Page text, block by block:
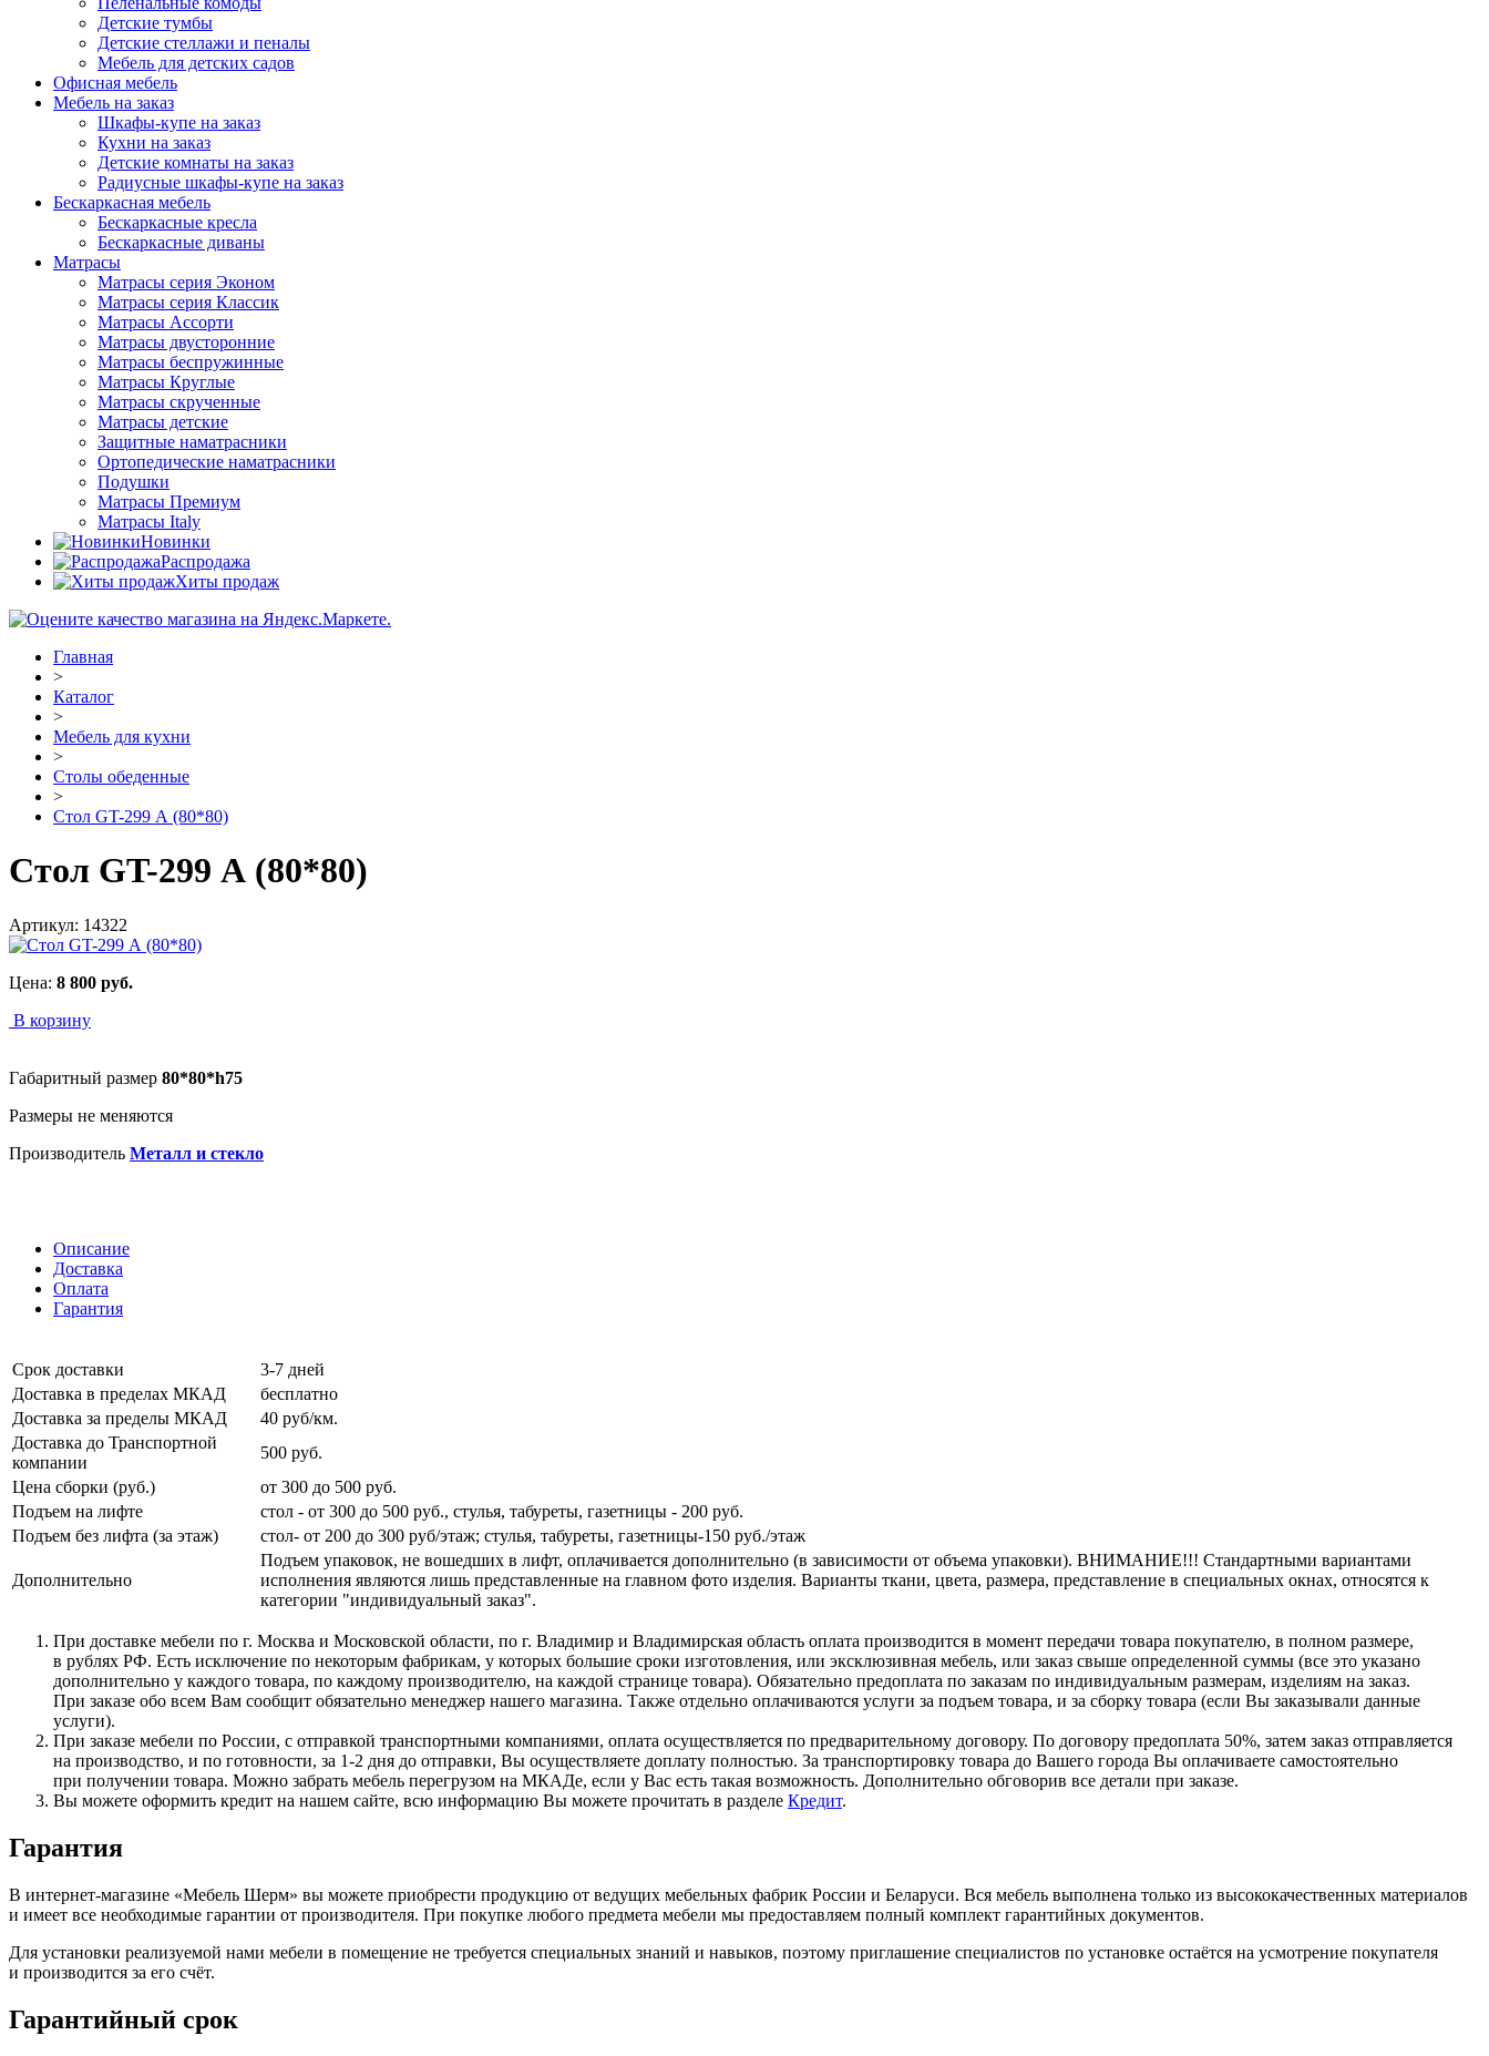
Детские тумбы
Детские стеллажи и пеналы
Мебель для детских садов
Офисная мебель
Мебель на заказ
Шкафы-купе на заказ
Кухни на заказ
Детские комнаты на заказ
Радиусные шкафы-купе на заказ
Бескаркасная мебель
Бескаркасные кресла
Бескаркасные диваны
Матрасы
Матрасы серия Эконом
Матрасы серия Классик
Матрасы Ассорти
Матрасы двусторонние
Матрасы беспружинные
Матрасы Круглые
Матрасы скрученные
Матрасы детские
Защитные наматрасники
Ортопедические наматрасники
Подушки
Матрасы Премиум
Матрасы Italy
Новинки
Распродажа
Хиты продаж
Главная
>
Каталог
>
Мебель для кухни
>
Столы обеденные
>
Стол GT-299 А (80*80)
Стол GT-299 А (80*80)
Артикул: 14322
Цена: 8 800 руб.
В корзину
Габаритный размер 80*80*h75
Размеры не меняются
Производитель Металл и стекло
Описание
Доставка
Оплата
Гарантия
Срок доставки
3-7 дней
Доставка в пределах МКАД
бесплатно
Доставка за пределы МКАД
40 руб/км.
Доставка до Транспортной
компании
500 руб.
Цена сборки (руб.)
от 300 до 500 руб.
Подъем на лифте
стол - от 300 до 500 руб., стулья, табуреты, газетницы - 200 руб.
Подъем без лифта (за этаж)
стол- от 200 до 300 руб/этаж; стулья, табуреты, газетницы-150 руб./этаж
Дополнительно
Подъем упаковок, не вошедших в лифт, оплачивается дополнительно (в зависимости от объема упаковки). ВНИМАНИЕ!!! Стандартными вариантами
исполнения являются лишь представленные на главном фото изделия. Варианты ткани, цвета, размера, представление в специальных окнах, относятся к
категории "индивидуальный заказ".
При доставке мебели по г. Москва и Московской области, по г. Владимир и Владимирская область оплата производится в момент передачи товара покупателю, в полном размере,
в рублях РФ. Есть исключение по некоторым фабрикам, у которых большие сроки изготовления, или эксклюзивная мебель, или заказ свыше определенной суммы (все это указано
дополнительно у каждого товара, по каждому производителю, на каждой странице товара). Обязательно предоплата по заказам по индивидуальным размерам, изделиям на заказ.
При заказе обо всем Вам сообщит обязательно менеджер нашего магазина. Также отдельно оплачиваются услуги за подъем товара, и за сборку товара (если Вы заказывали данные
услуги).
При заказе мебели по России, с отправкой транспортными компаниями, оплата осуществляется по предварительному договору. По договору предоплата 50%, затем заказ отправляется
на производство, и по готовности, за 1-2 дня до отправки, Вы осуществляете доплату полностью. За транспортировку товара до Вашего города Вы оплачиваете самостоятельно
при получении товара. Можно забрать мебель перегрузом на МКАДе, если у Вас есть такая возможность. Дополнительно обговорив все детали при заказе.
Вы можете оформить кредит на нашем сайте, всю информацию Вы можете прочитать в разделе Кредит.
Гарантия
В интернет-магазине «Мебель Шерм» вы можете приобрести продукцию от ведущих мебельных фабрик России и Беларуси. Вся мебель выполнена только из высококачественных материалов
и имеет все необходимые гарантии от производителя. При покупке любого предмета мебели мы предоставляем полный комплект гарантийных документов.
Для установки реализуемой нами мебели в помещение не требуется специальных знаний и навыков, поэтому приглашение специалистов по установке остаётся на усмотрение покупателя
и производится за его счёт.
Гарантийный срок